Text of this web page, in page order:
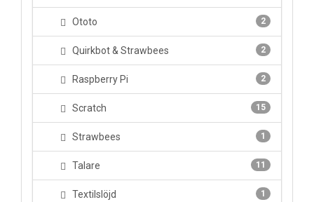
2
Ototo
2
Quirkbot & Strawbees
2
Raspberry Pi
15
Scratch
1
Strawbees
11
Talare
1
Textilslöjd